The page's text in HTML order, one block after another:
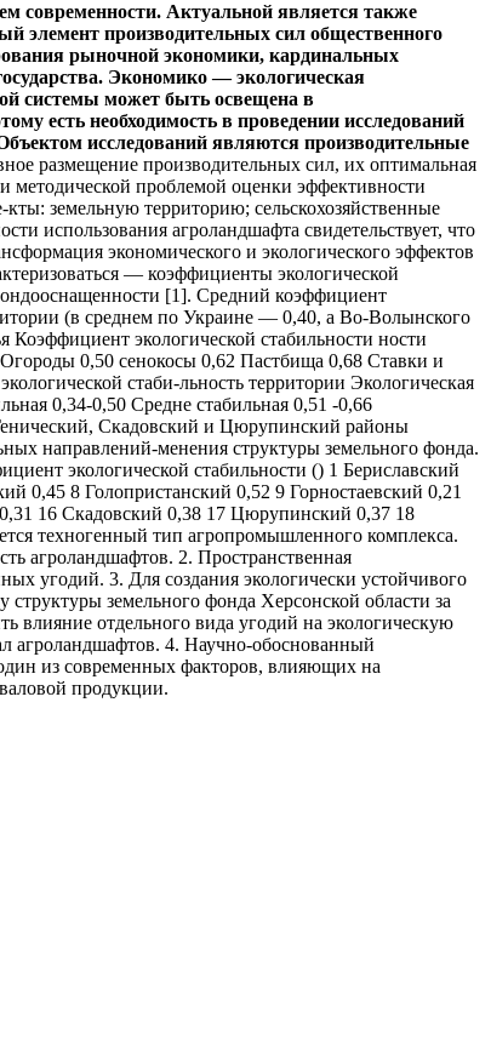
современности. Актуальной является также
элемент производительных сил общественного
рыночной экономики, кардинальных
Экономико — экологическая
системы может быть освещена в
есть необходимость в проведении исследований
исследований являются производительные
размещение производительных сил, их оптимальная
методической проблемой оценки эффективности
земельную территорию; сельскохозяйственные
использования агроландшафта свидетельствует, что
экономического и экологического эффектов
— коэффициенты экологической
[1]. Средний коэффициент
(в среднем по Украине — 0,40, а Во-Волынского
экологической стабильности ности
0,50 сенокосы 0,62 Пастбища 0,68 Ставки и
стаби-льность территории Экологическая
0,34-0,50 Средне стабильная 0,51 -0,66
Генический, Скадовский и Цюрупинский районы
направлений-менения структуры земельного фонда.
экологической стабильности () 1 Бериславский
0,45 8 Голопристанский 0,52 9 Горностаевский 0,21
16 Скадовский 0,38 17 Цюрупинский 0,37 18
техногенный тип агропромышленного комплекса.
агроландшафтов. 2. Пространственная
угодий. 3. Для создания экологически устойчивого
земельного фонда Херсонской области за
влияние отдельного вида угодий на экологическую
агроландшафтов. 4. Научно-обоснованный
из современных факторов, влияющих на
продукции.